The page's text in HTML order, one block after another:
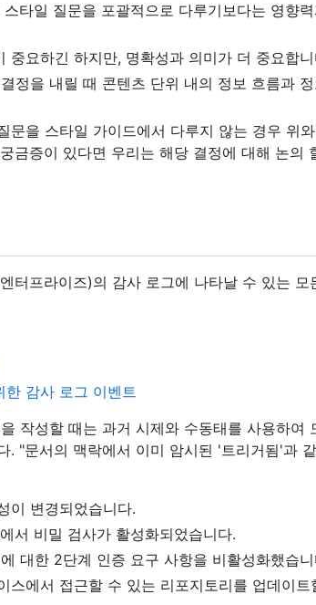
타일 질문을 포괄적으로 다루기보다는 영향
중요하긴 하지만, 명확성과 의미가 더 중요합
정을 내릴 때 콘텐츠 단위 내의 정보 흐름과
문을 스타일 가이드에서 다루지 않는 경우 위
금증이 있다면 우리는 해당 결정에 대해 논의
터프라이즈)의 감사 로그에 나타날 수 있는 모
한 감사 로그 이벤트
작성할 때는 과거 시제와 수동태를 사용하여
. "문서의 맥락에서 이미 암시된 '트리거됨'과
이 변경되었습니다.
서 비밀 검사가 활성화되었습니다.
대한 2단계 인증 요구 사항을 비활성화했습니
스에서 접근할 수 있는 리포지토리를 업데이트